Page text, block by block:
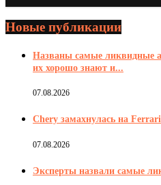
Новые публикации
Названы самые ликвидные
их хорошо знают и...
07.08.2026
Chery замахнулась на Ferrari
07.08.2026
Эксперты назвали самые